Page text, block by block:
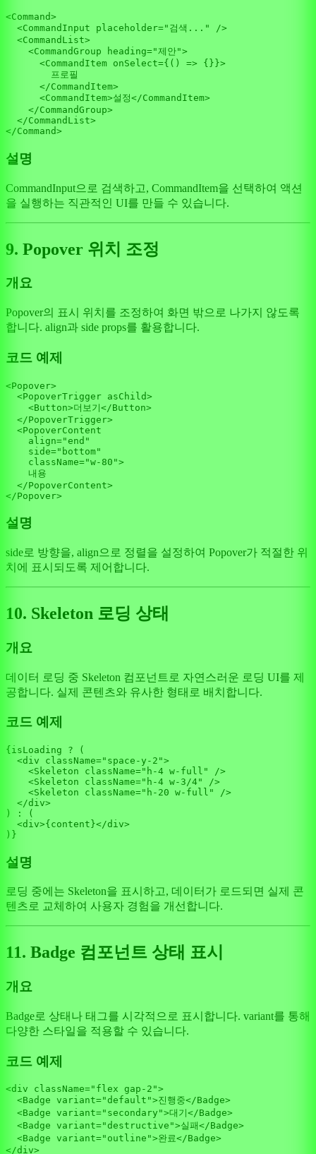
<Command>
<CommandInput placeholder="검색..."
/>
<CommandList>
<CommandGroup heading="제안">
<CommandItem onSelect={() => {}}>
        프로필
</CommandItem>
<CommandItem>설정</CommandItem>
</CommandGroup>
</CommandList>
</Command
설명
CommandInput으로 검색하고, CommandItem을 선택하여 액션
을 실행하는 직관적인 UI를 만들 수 있습니다.
9. Popover 위치 조정
개요
Popover의 표시 위치를 조정하여 화면 밖으로 나가지 않도록
합니다. align과 side props를 활용합니다.
코드 예제
<Popover>
<PopoverTrigger asChild>
<Button>더보기</Button>
</PopoverTrigger>
<PopoverContent
align="end"
side="bottom"
className="w-80">
    내용
</PopoverContent>
</Popover
설명
side로 방향을, align으로 정렬을 설정하여 Popover가 적절한 위
치에 표시되도록 제어합니다.
10. Skeleton 로딩 상태
개요
데이터 로딩 중 Skeleton 컴포넌트로 자연스러운 로딩 UI를 제
공합니다. 실제 콘텐츠와 유사한 형태로 배치합니다.
코드 예제
{isLoading ? (
<div className="space-y-2">
<Skeleton className="h-4 w-full"
/>
<Skeleton className="h-4 w-3/4"
/>
<Skeleton className="h-20 w-full"
/>
</div>
) : (
<div>{content}</div>
설명
로딩 중에는 Skeleton을 표시하고, 데이터가 로드되면 실제 콘
텐츠로 교체하여 사용자 경험을 개선합니다.
11. Badge 컴포넌트 상태 표시
개요
Badge로 상태나 태그를 시각적으로 표시합니다. variant를 통해
다양한 스타일을 적용할 수 있습니다.
코드 예제
<div className="flex gap-2">
<Badge variant="default">진행중</Badge>
<Badge variant="secondary">대기</Badge>
<Badge variant="destructive">실패</Badge>
<Badge variant="outline">완료</Badge>